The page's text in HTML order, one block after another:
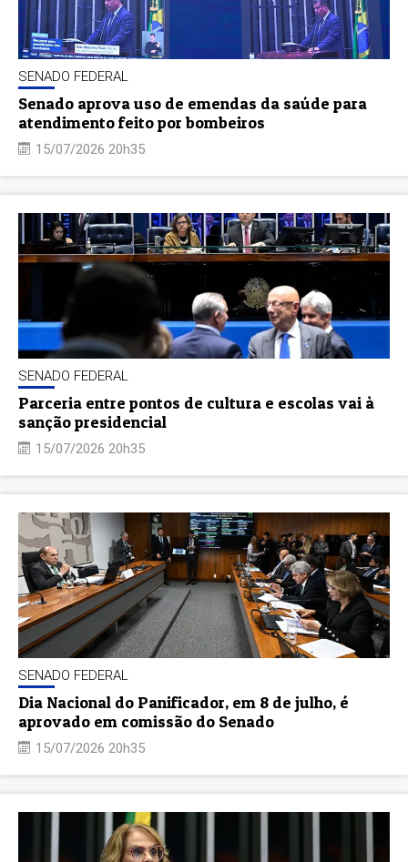
SENADO FEDERAL
Senado aprova uso de emendas da saúde para
atendimento feito por bombeiros
15/07/2026 20h35
SENADO FEDERAL
Parceria entre pontos de cultura e escolas vai à
sanção presidencial
15/07/2026 20h35
SENADO FEDERAL
Dia Nacional do Panificador, em 8 de julho, é
aprovado em comissão do Senado
15/07/2026 20h35